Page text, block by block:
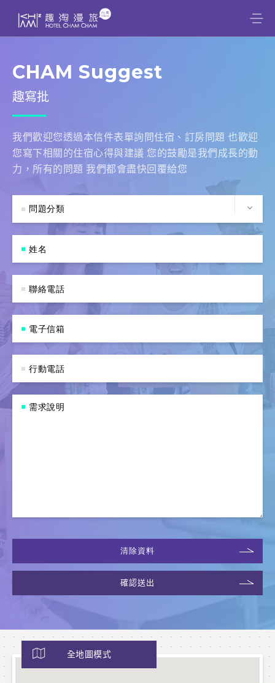
CHAM Suggest
趣寫批
我們歡迎您透過本信件表單詢問住宿、訂房問題 也歡迎
您寫下相關的住宿心得與建議 您的鼓勵是我們成長的動
力，所有的問題 我們都會盡快回覆給您
確認送出
清除資料
全地圖模式